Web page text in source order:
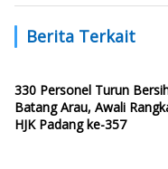
Berita Terkait
330 Personel Turun
Batang Arau, Awali
HJK Padang ke-357